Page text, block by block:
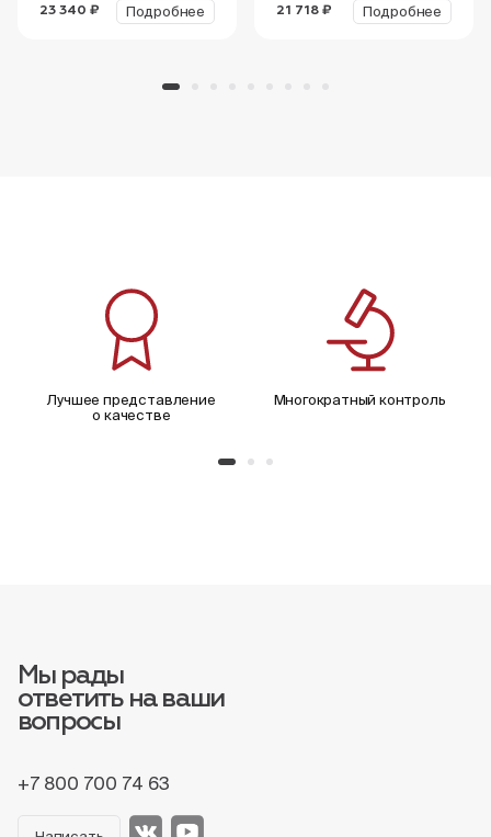
23 340 ₽ Подробнее 21 718 ₽ Подробнее
Лучшее представление
о качестве
Многократный контроль
Мы рады
ответить на ваши
вопросы
+7 800 700 74 63